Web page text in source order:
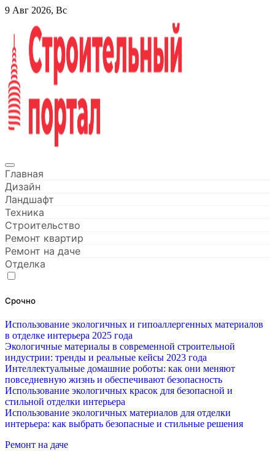
Перейти
содержанию
9 Авг 2026, Вс
Строительный портал
Главная
Дизайн
Ландшафт
Техника
Строительство
Ремонт квартир
Ремонт на даче
Отделка
Срочно
Использование экологичных и гипоаллергенных материалов
в отделке интерьера 2025 года
Экологичные материалы в современной строительной
индустрии: тренды и реальные кейсы 2023 года
Интеллектуальные домашние роботы: как они меняют
повседневную жизнь и обеспечивают безопасность
Использование экологичных красок для безопасной и
стильной отделки интерьера
Использование экологичных материалов для отделки
интерьера: как выбрать безопасные и стильные решения
Ремонт на даче